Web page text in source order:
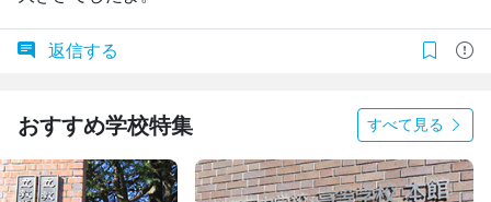
返信する
おすすめ学校特集 すべて見る